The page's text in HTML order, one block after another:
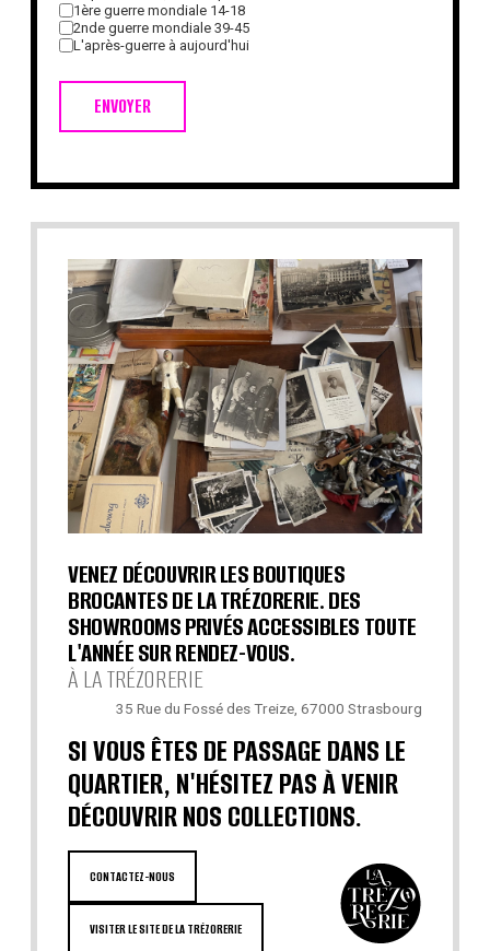
ENVOYER
1ère guerre mondiale 14-18
2nde guerre mondiale 39-45
L'après-guerre à aujourd'hui
VENEZ DÉCOUVRIR LES BOUTIQUES
BROCANTES DE LA TRÉZORERIE. DES
SHOWROOMS PRIVÉS ACCESSIBLES TOUTE
L'ANNÉE SUR RENDEZ-VOUS.
À LA TRÉZORERIE
35 Rue du Fossé des Treize, 67000 Strasbourg
SI VOUS ÊTES DE PASSAGE DANS LE
QUARTIER, N'HÉSITEZ PAS À VENIR
DÉCOUVRIR NOS COLLECTIONS.
CONTACTEZ-NOUS
VISITER LE SITE DE LA TRÉZORERIE